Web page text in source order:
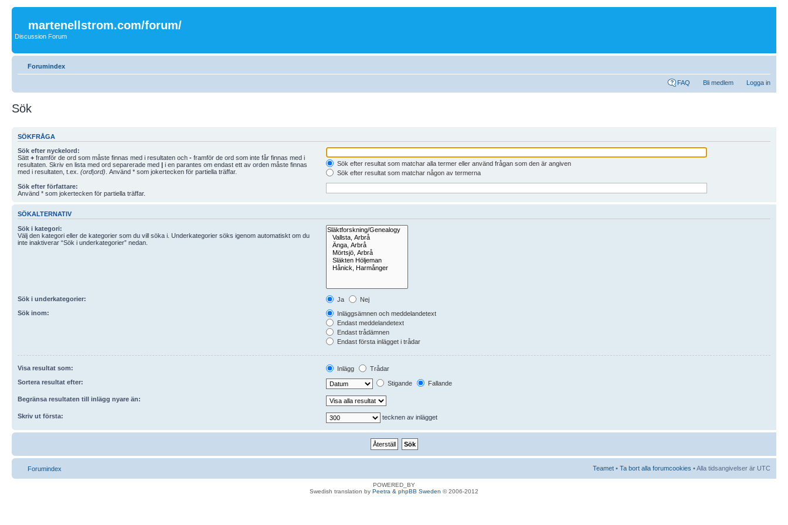
martenellstrom.com/forum/
Discussion Forum
Forumindex
FAQ Bli medlem Logga in
Sök
SÖKFRÅGA
Sök efter nyckelord:
Sätt + framför de ord som måste finnas med i resultaten och - framför de ord som inte får finnas med i
resultaten. Skriv en lista med ord separerade med | i en parantes om endast ett av orden måste finnas
med i resultaten, t.ex. (ord|ord) . Använd * som jokertecken för partiella träffar.
Sök efter resultat som matchar alla termer eller använd frågan som den är angiven
Sök efter resultat som matchar någon av termerna
Sök efter författare:
Använd * som jokertecken för partiella träffar.
SÖKALTERNATIV
Sök i kategori:
Välj den kategori eller de kategorier som du vill söka i. Underkategorier söks igenom automatiskt om du
inte inaktiverar “Sök i underkategorier” nedan.
Sök i underkategorier: Ja
Nej
Sök inom:
Inläggsämnen och meddelandetext
Endast meddelandetext
Endast trådämnen
Endast första inlägget i trådar
Visa resultat som: Inlägg
Trådar
Sortera resultat efter:
Stigande Fallande
Begränsa resultaten till inlägg nyare än:
Skriv ut första: tecknen av inlägget
Forumindex Teamet • Ta bort alla forumcookies • Alla tidsangivelser är UTC
POWERED_BY
Swedish translation by Peetra & phpBB Sweden © 2006-2012